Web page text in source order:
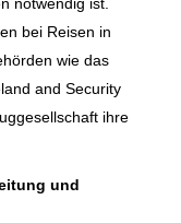
bei Reisen in
wie das
and Security
ihre
und